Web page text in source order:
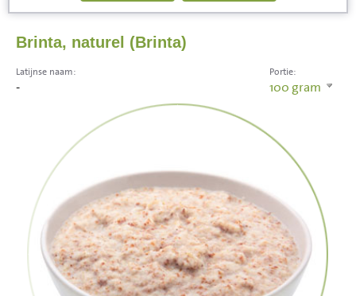
Brinta, naturel (Brinta)
Portie:
100 gram
Latijnse naam:
-